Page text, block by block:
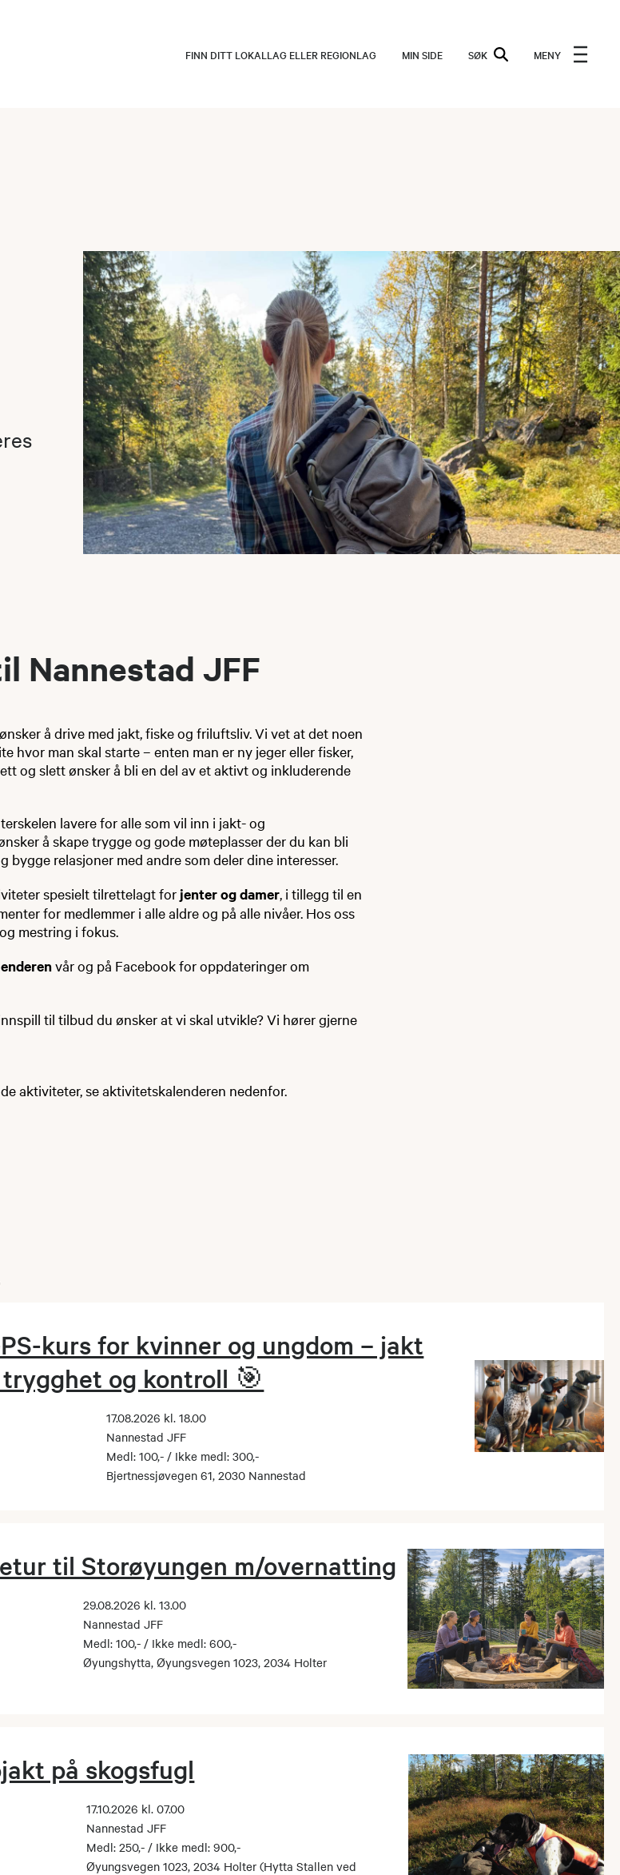
FINN DITT LOKALLAG ELLER REGIONLAG MIN SIDE SØK MENY
Nannestad JFF
å drive med jakt, fiske og friluftsliv. Vi vet at det noen
hvor man skal starte – enten man er ny jeger eller fisker,
og slett ønsker å bli en del av et aktivt og inkluderende
lavere for alle som vil inn i jakt- og
å skape trygge og gode møteplasser der du kan bli
bygge relasjoner med andre som deler dine interesser.
spesielt tilrettelagt forjenter og damer, i tillegg til en
for medlemmer i alle aldre og på alle nivåer. Hos oss
mestring i fokus.
vår og på Facebook for oppdateringer om
til tilbud du ønsker at vi skal utvikle? Vi hører gjerne
aktiviteter, se aktivitetskalenderen nedenfor.
kurs for kvinner og ungdom – jakt
trygghet og kontroll 🎯
17.08.2026 kl. 18.00
Nannestad JFF
Medl: 100,- / Ikke medl: 300,-
Bjertnessjøvegen 61, 2030 Nannestad
til Storøyungen m/overnatting
29.08.2026 kl. 13.00
Nannestad JFF
Medl: 100,- / Ikke medl: 600,-
Øyungshytta, Øyungsvegen 1023, 2034 Holter
på skogsfugl
17.10.2026 kl. 07.00
Nannestad JFF
Medl: 250,- / Ikke medl: 900,-
Øyungsvegen 1023, 2034 Holter (Hytta Stallen ved